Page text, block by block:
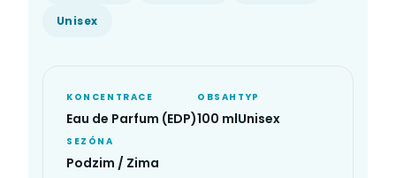
Unisex
KONCENTRACE
Eau de Parfum (EDP)
OBSAH
100 ml
TYP
Unisex
SEZÓNA
Podzim / Zima